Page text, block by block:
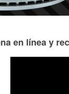
en línea y